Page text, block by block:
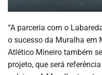
“A parceria com o
o sucesso da Muralha em
Atlético Mineiro também
projeto, que será